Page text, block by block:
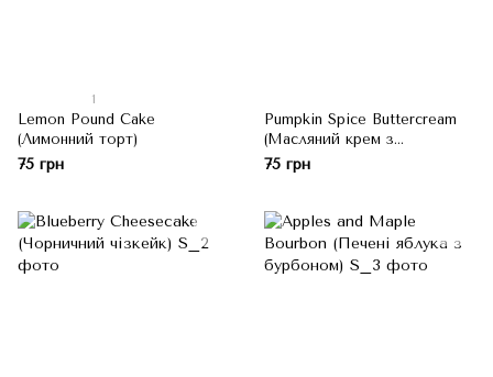
1
Lemon Pound Cake
(Лимонний торт)
75 грн
Pumpkin Spice Buttercream
(Масляний крем з
гарбузовою пряністю)
75 грн